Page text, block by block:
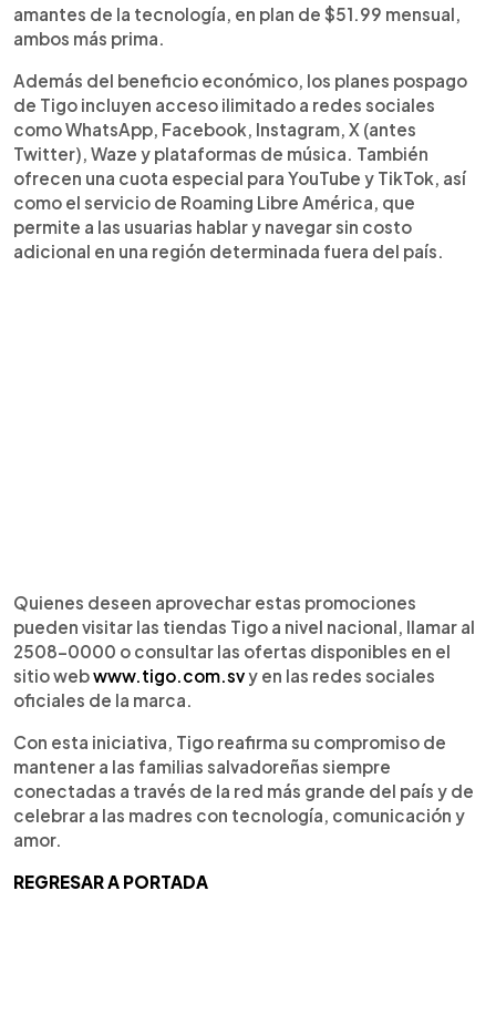
amantes de la tecnología, en plan de $51.99 mensual,
ambos más prima.
Además del beneficio económico, los planes pospago
de Tigo incluyen acceso ilimitado a redes sociales
como WhatsApp, Facebook, Instagram, X (antes
Twitter), Waze y plataformas de música. También
ofrecen una cuota especial para YouTube y TikTok, así
como el servicio de Roaming Libre América, que
permite a las usuarias hablar y navegar sin costo
adicional en una región determinada fuera del país.
Quienes deseen aprovechar estas promociones
pueden visitar las tiendas Tigo a nivel nacional, llamar al
2508-0000 o consultar las ofertas disponibles en el
sitio webwww.tigo.com.svy en las redes sociales
oficiales de la marca.
Con esta iniciativa, Tigo reafirma su compromiso de
mantener a las familias salvadoreñas siempre
conectadas a través de la red más grande del país y de
celebrar a las madres con tecnología, comunicación y
amor.
REGRESAR A PORTADA